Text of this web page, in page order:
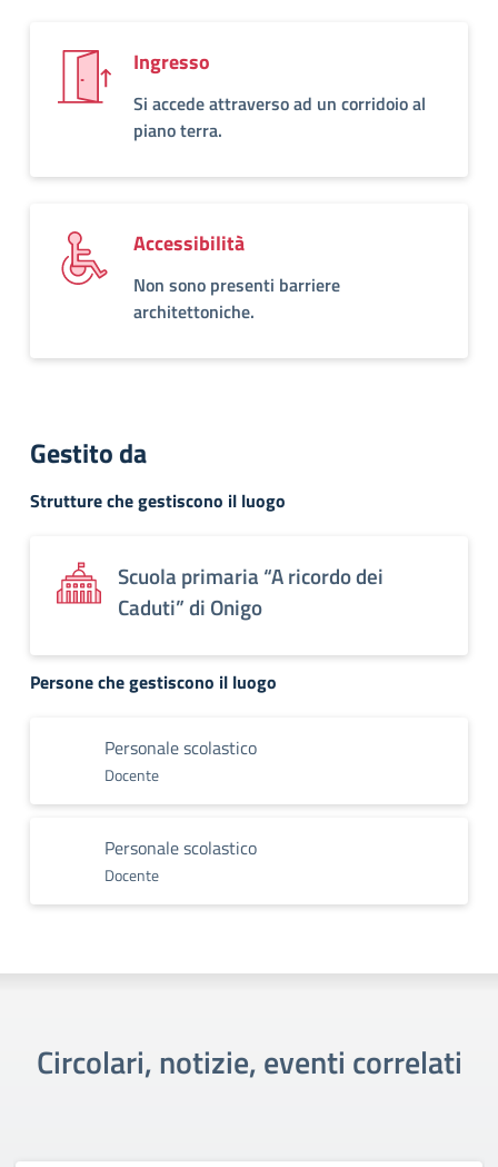
Ingresso
Si accede attraverso ad un corridoio al
piano terra.
Accessibilità
Non sono presenti barriere
architettoniche.
Gestito da
Strutture che gestiscono il luogo
Scuola primaria “A ricordo dei
Caduti” di Onigo
Persone che gestiscono il luogo
Personale scolastico
Docente
Personale scolastico
Docente
Circolari, notizie, eventi correlati